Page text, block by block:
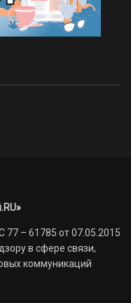
– 61785 от 07.05.2015
в сфере связи,
коммуникаций